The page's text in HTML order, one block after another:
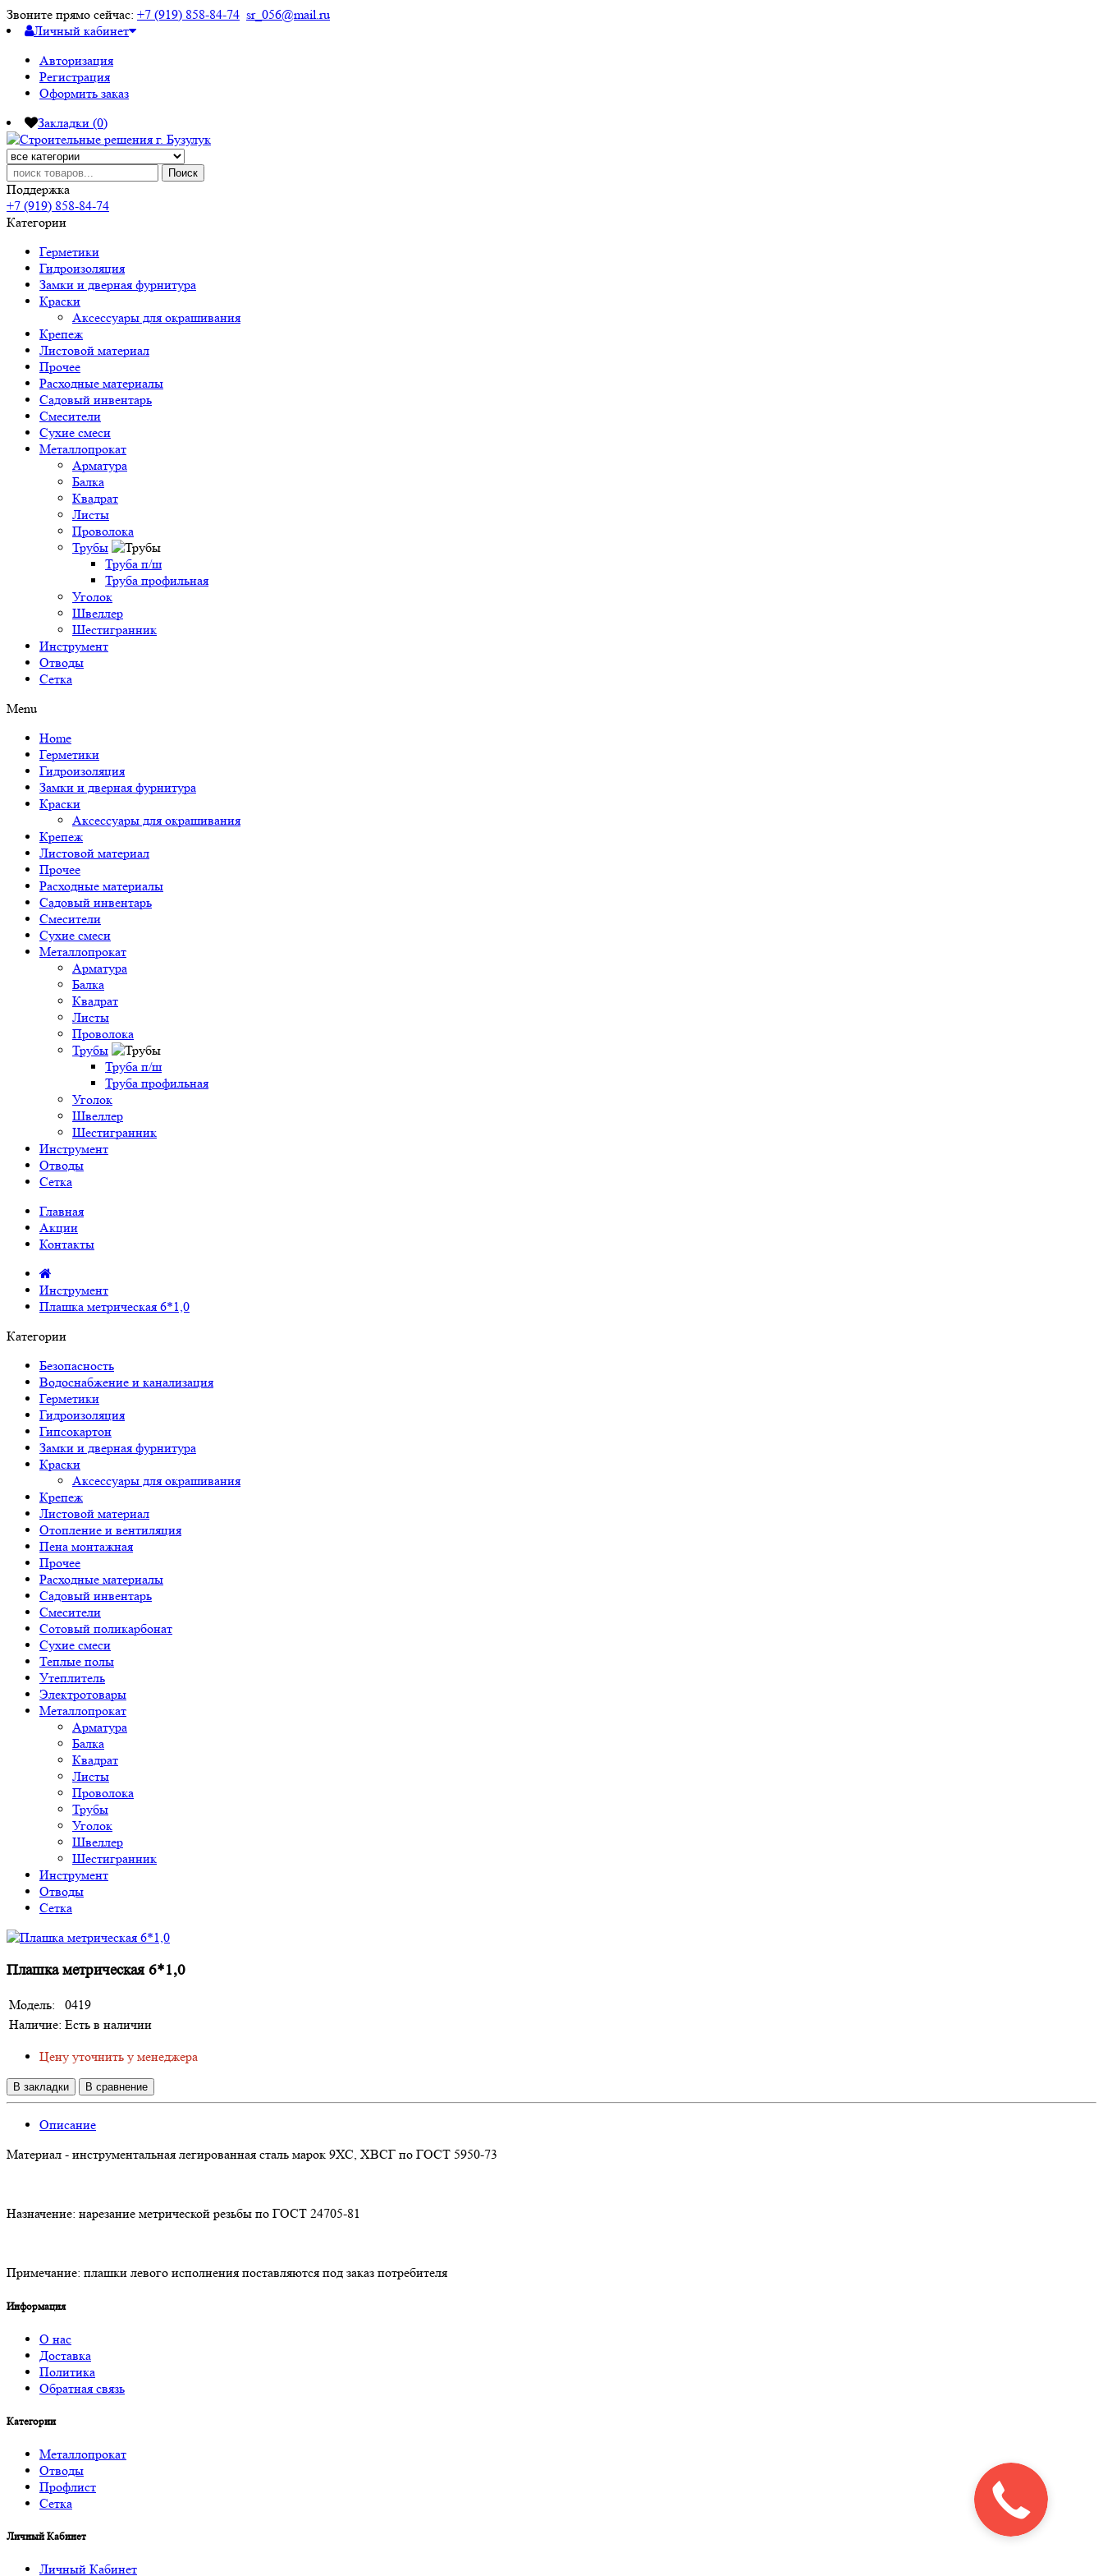
Звоните прямо сейчас: +7 (919) 858-84-74 sr_056@mail.ru
Личный кабинет
Авторизация
Регистрация
Оформить заказ
Закладки (0)
Поиск
Поддержка
+7 (919) 858-84-74
Категории
Герметики
Гидроизоляция
Замки и дверная фурнитура
Краски
Аксессуары для окрашивания
Крепеж
Листовой материал
Прочее
Расходные материалы
Садовый инвентарь
Смесители
Сухие смеси
Металлопрокат
Арматура
Балка
Квадрат
Листы
Проволока
Трубы
Труба п/ш
Труба профильная
Уголок
Швеллер
Шестигранник
Инструмент
Отводы
Сетка
Menu
Home
Герметики
Гидроизоляция
Замки и дверная фурнитура
Краски
Аксессуары для окрашивания
Крепеж
Листовой материал
Прочее
Расходные материалы
Садовый инвентарь
Смесители
Сухие смеси
Металлопрокат
Арматура
Балка
Квадрат
Листы
Проволока
Трубы
Труба п/ш
Труба профильная
Уголок
Швеллер
Шестигранник
Инструмент
Отводы
Сетка
Главная
Акции
Контакты
Инструмент
Плашка метрическая 6*1,0
Категории
Безопасность
Водоснабжение и канализация
Герметики
Гидроизоляция
Гипсокартон
Замки и дверная фурнитура
Краски
Аксессуары для окрашивания
Крепеж
Листовой материал
Отопление и вентиляция
Пена монтажная
Прочее
Расходные материалы
Садовый инвентарь
Смесители
Сотовый поликарбонат
Сухие смеси
Теплые полы
Утеплитель
Электротовары
Металлопрокат
Арматура
Балка
Квадрат
Листы
Проволока
Трубы
Уголок
Швеллер
Шестигранник
Инструмент
Отводы
Сетка
Плашка метрическая 6*1,0
Модель:
0419
Наличие: Есть в наличии
Цену уточнить у менеджера
В закладки В сравнение
Описание
Материал - инструментальная легированная сталь марок 9ХС, ХВСГ по ГОСТ 5950-73
Назначение: нарезание метрической резьбы по ГОСТ 24705-81
Примечание: плашки левого исполнения поставляются под заказ потребителя
Информация
О нас
Доставка
Политика
Обратная связь
Категории
Металлопрокат
Отводы
Профлист
Сетка
Личный Кабинет
Личный Кабинет